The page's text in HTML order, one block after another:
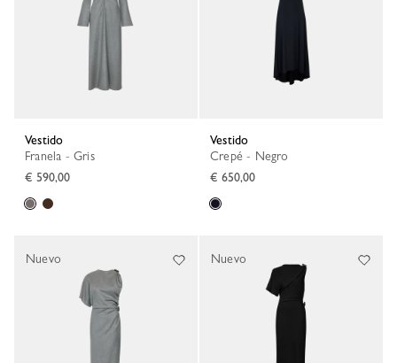
Vestido
Franela - Gris
€ 590,00
Vestido
Crepé - Negro
€ 650,00
Nuevo Nuevo